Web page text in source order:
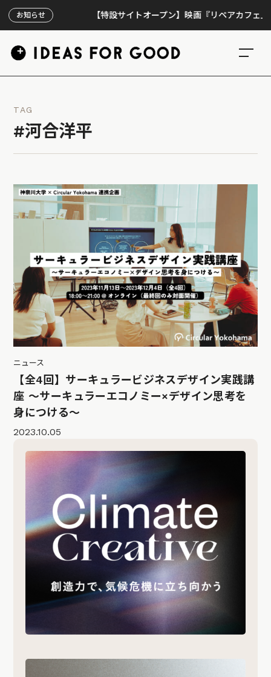
お知らせ 【特設サイトオープン】映画『リペアカフェ』、上
TAG
#河合洋平
ニュース
【全4回】サーキュラービジネスデザイン実践講
座 〜サーキュラーエコノミー×デザイン思考を
身につける〜
2023.10.05